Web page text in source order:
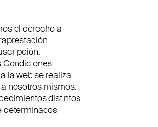
el derecho a
Condiciones
la web se realiza
nosotros mismos.
distintos
determinados